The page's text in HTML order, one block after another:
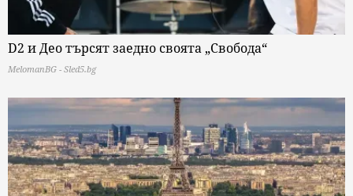
D2 и Део търсят заедно своята „Свобода“
MelomanBG - Sled5.bg